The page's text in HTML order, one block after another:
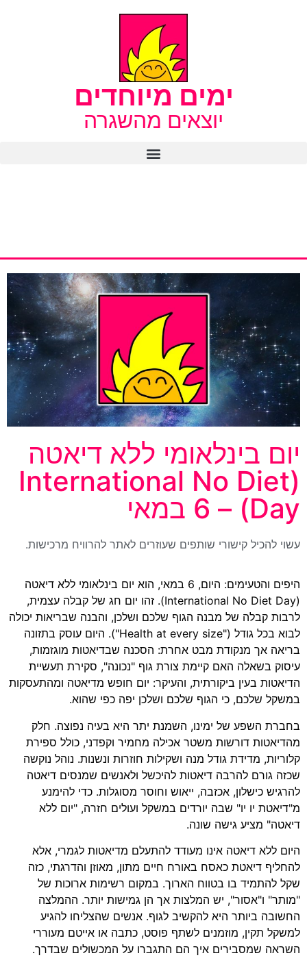
ימים מיוחדים
יוצאים מהשגרה
יום בינלאומי ללא דיאטה
(International No Diet
Day) – 6 במאי
עשוי להכיל קישורי שותפים שעוזרים לאתר להרוויח מרכישות.
היפים והטעימים: היום, 6 במאי, הוא יום בינלאומי ללא דיאטה
(International No Diet Day). זהו יום חג של קבלה עצמית,
לרבות קבלה של מבנה הגוף שלכם ושלכן, והבנה שבריאות יכולה
לבוא בכל גודל ("Health at every size"). היום עוסק בתזונה
בריאה אך מנקודת מבט אחרת: הסכנה שבדיאטות מוגזמות,
עיסוק בשאלה האם קיימת צורת גוף "נכונה", סקירת תעשיית
הדיאטות בעין ביקורתית, והעיקר: יום חופש מדיאטה ומהתעסקות
במשקל שלכם, כי הגוף שלכם ושלכן יפה כפי שהוא.
בחברת השפע של ימינו, השמנת יתר היא בעיה נפוצה. חלק
מהדיאטות דורשות משטר אכילה מחמיר וקפדני, כולל ספירת
קלוריות, מדידת גודל מנה ושקילות חוזרות ונשנות. נוהל נוקשה
שכזה גורם להרבה דיאטות להיכשל ולאנשים שמנסים דיאטה
להרגיש כישלון, אכזבה, ייאוש וחוסר מסוגלות. כדי להימנע
מ"דיאטת יו יו" שבה יורדים במשקל ועולים חזרה, "יום ללא
דיאטה" מציע גישה שונה.
היום ללא דיאטה אינו מעודד להתעלם מדיאטות לגמרי, אלא
להחליף דיאטת כאסח באורח חיים מתון, מאוזן והדרגתי, כזה
שקל להתמיד בו בטווח הארוך. במקום רשימות ארוכות של
"מותר" ו"אסור", יש המלצות אך הן גמישות יותר. ההמלצה
החשובה ביותר היא להקשיב לגוף. אנשים שהצליחו להגיע
למשקל תקין, מוזמנים לשתף פוסט, כתבה או אייטם מעוררי
השראה שמסבירים איך הם התגברו על המכשולים שבדרך.